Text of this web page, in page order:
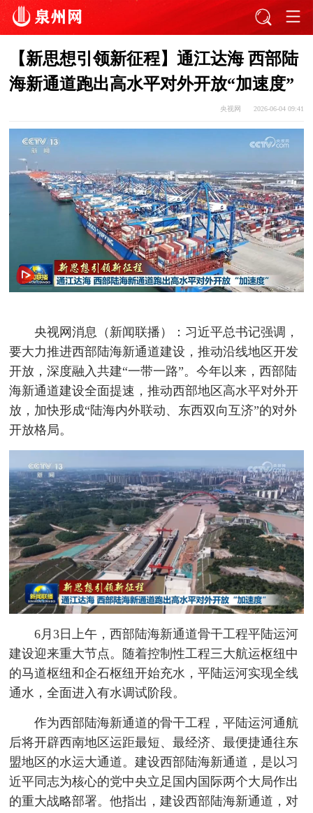
【新思想引领新征程】通江达海 西部陆
海新通道跑出高水平对外开放“加速度”
央视网 2026-06-04 09:41
央视网消息（新闻联播）：习近平总书记强调，
要大力推进西部陆海新通道建设，推动沿线地区开发
开放，深度融入共建“一带一路”。今年以来，西部陆
海新通道建设全面提速，推动西部地区高水平对外开
放，加快形成“陆海内外联动、东西双向互济”的对外
开放格局。
6月3日上午，西部陆海新通道骨干工程平陆运河
建设迎来重大节点。随着控制性工程三大航运枢纽中
的马道枢纽和企石枢纽开始充水，平陆运河实现全线
通水，全面进入有水调试阶段。
作为西部陆海新通道的骨干工程，平陆运河通航
后将开辟西南地区运距最短、最经济、最便捷通往东
盟地区的水运大通道。建设西部陆海新通道，是以习
近平同志为核心的党中央立足国内国际两个大局作出
的重大战略部署。他指出，建设西部陆海新通道，对